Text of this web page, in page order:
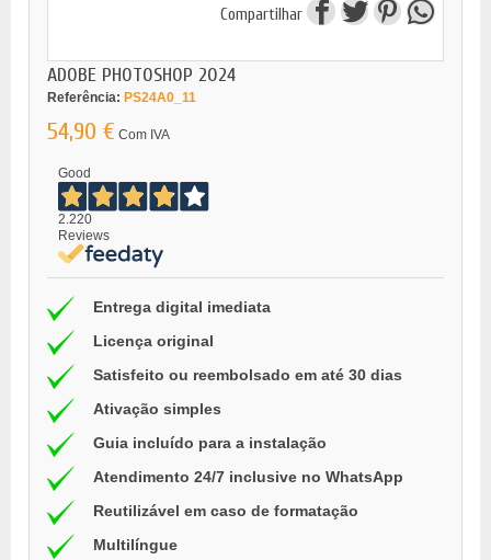
Compartilhar
ADOBE PHOTOSHOP 2024
Referência: PS24A0_11
54,90 € Com IVA
Good
2.220
Reviews
Entrega digital imediata
Licença original
Satisfeito ou reembolsado em até 30 dias
Ativação simples
Guia incluído para a instalação
Atendimento 24/7 inclusive no WhatsApp
Reutilizável em caso de formatação
Multilíngue